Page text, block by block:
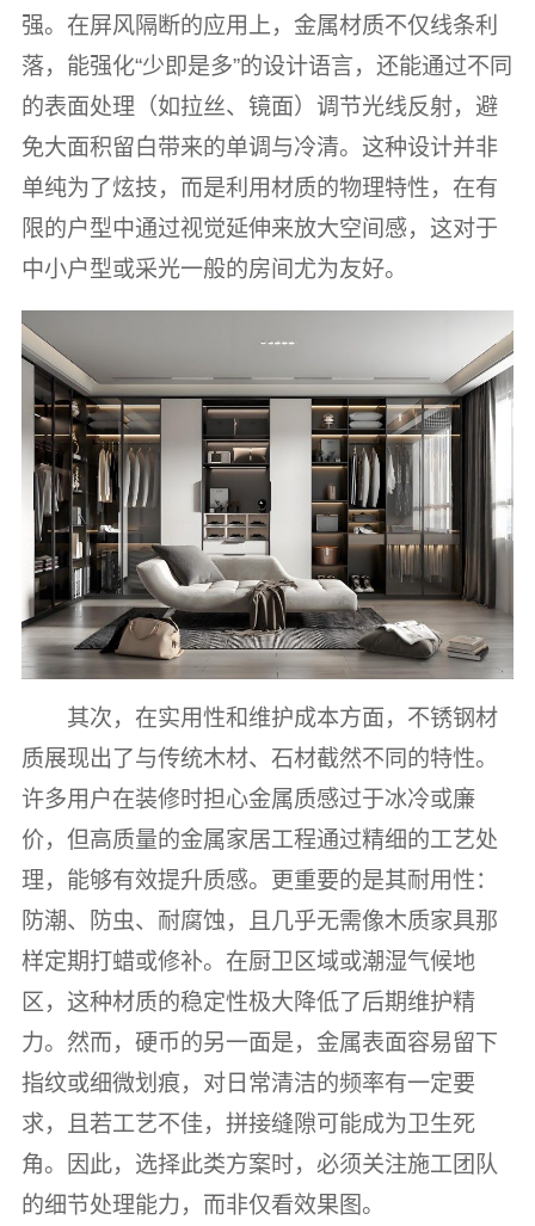
强。在屏风隔断的应用上，金属材质不仅线条利
落，能强化“少即是多”的设计语言，还能通过不同
的表面处理（如拉丝、镜面）调节光线反射，避
免大面积留白带来的单调与冷清。这种设计并非
单纯为了炫技，而是利用材质的物理特性，在有
限的户型中通过视觉延伸来放大空间感，这对于
中小户型或采光一般的房间尤为友好。
其次，在实用性和维护成本方面，不锈钢材
质展现出了与传统木材、石材截然不同的特性。
许多用户在装修时担心金属质感过于冰冷或廉
价，但高质量的金属家居工程通过精细的工艺处
理，能够有效提升质感。更重要的是其耐用性：
防潮、防虫、耐腐蚀，且几乎无需像木质家具那
样定期打蜡或修补。在厨卫区域或潮湿气候地
区，这种材质的稳定性极大降低了后期维护精
力。然而，硬币的另一面是，金属表面容易留下
指纹或细微划痕，对日常清洁的频率有一定要
求，且若工艺不佳，拼接缝隙可能成为卫生死
角。因此，选择此类方案时，必须关注施工团队
的细节处理能力，而非仅看效果图。